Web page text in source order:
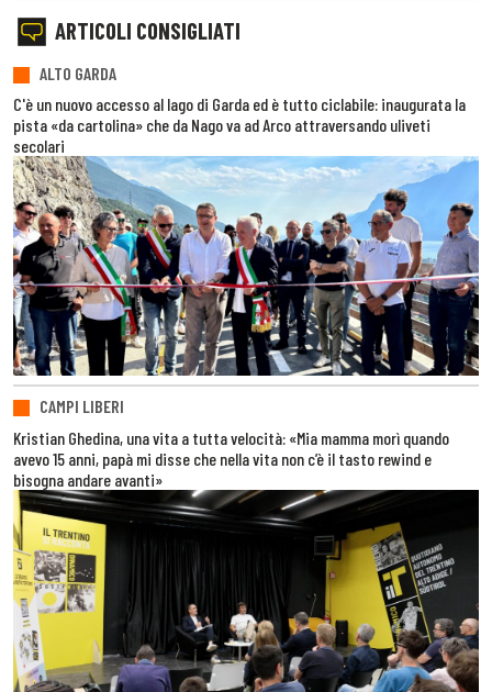
ARTICOLI CONSIGLIATI
ALTO GARDA
C'è un nuovo accesso al lago di Garda ed è tutto ciclabile: inaugurata la
pista «da cartolina» che da Nago va ad Arco attraversando uliveti
secolari
CAMPI LIBERI
Kristian Ghedina, una vita a tutta velocità: «Mia mamma morì quando
avevo 15 anni, papà mi disse che nella vita non c’è il tasto rewind e
bisogna andare avanti»